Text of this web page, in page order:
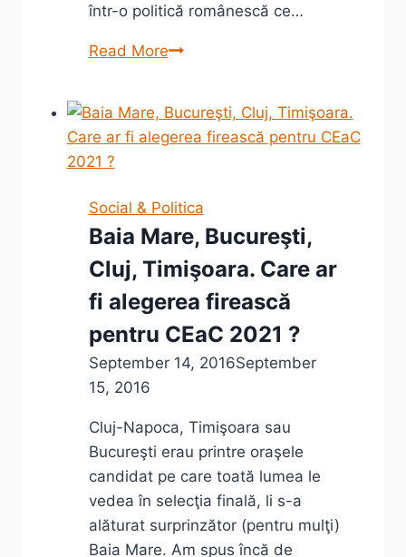
într-o politică românescă ce…
Read MoreSoluţia
alegerile
din
2016
Social & Politica
Baia Mare, Bucureşti,
Cluj, Timişoara. Care ar
fi alegerea firească
pentru CEaC 2021 ?
September 14, 2016September
15, 2016
Cluj-Napoca, Timişoara sau
Bucureşti erau printre oraşele
candidat pe care toată lumea le
vedea în selecţia finală, li s-a
alăturat surprinzător (pentru mulţi)
Baia Mare. Am spus încă de